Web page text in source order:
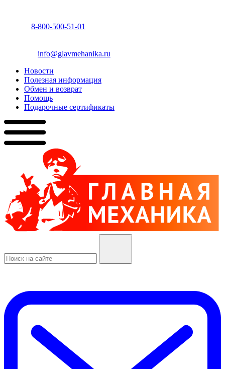
8-800-500-51-01
info@glavmehanika.ru
Новости
Полезная информация
Обмен и возврат
Помощь
Подарочные сертификаты